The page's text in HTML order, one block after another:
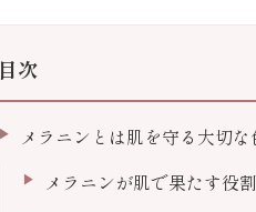
目次
メラニンとは肌を守る大切な
メラニンが肌で果たす役割